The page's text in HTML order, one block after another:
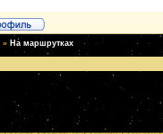
» На маршрутках